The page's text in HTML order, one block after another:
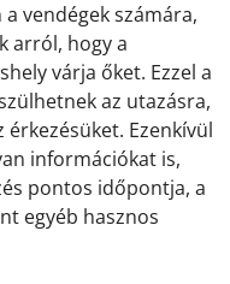
vendégek számára,
arról, hogy a
várja őket. Ezzel a
az utazásra,
Ezenkívül
információkat is,
pontos időpontja, a
egyéb hasznos